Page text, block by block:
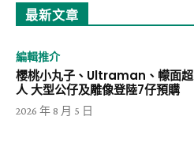
最新文章
編輯推介
櫻桃小丸子、Ultraman、幪面超
人 大型公仔及雕像登陸7仔預購
2026 年 8 月 5 日